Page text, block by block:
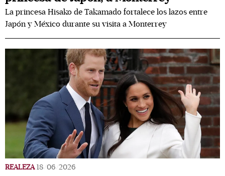
La princesa Hisako de Takamado fortalece los lazos entre
Japón y México durante su visita a Monterrey
REALEZA 18/06/2026